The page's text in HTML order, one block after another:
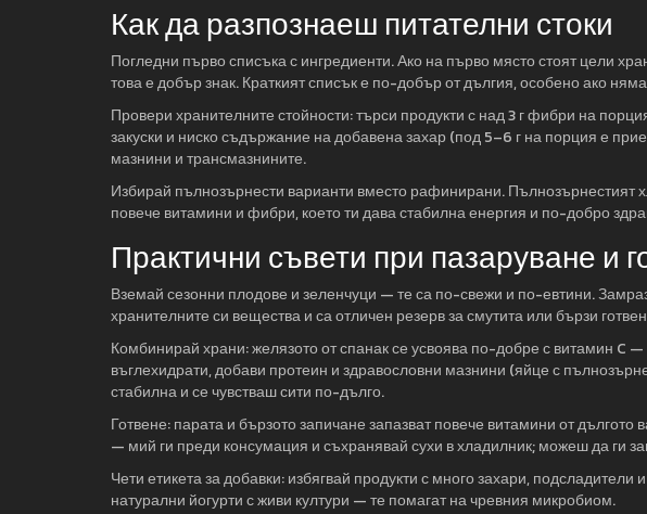
Как да разпознаеш питателни стоки
Погледни първо списъка с ингредиенти. Ако на първо място стоят цели
това е добър знак. Краткият списък е по-добър от дългия, особено ако
Провери хранителните стойности: търси продукти с над 3 г фибри на
закуски и ниско съдържание на добавена захар (под 5–6 г на порция е
мазнини и трансмазнините.
Избирай пълнозърнести варианти вместо рафинирани. Пълнозърнестият
повече витамини и фибри, което ти дава стабилна енергия и по-добро
Практични съвети при пазаруване и
Вземай сезонни плодове и зеленчуци — те са по-свежи и по-евтини.
хранителните си вещества и са отличен резерв за смутита или бързи
Комбинирай храни: желязото от спанак се усвоява по-добре с витамин C
въглехидрати, добави протеин и здравословни мазнини (яйце с
стабилна и се чувстваш сити по-дълго.
Готвене: парата и бързото запичане запазват повече витамини от
— мий ги преди консумация и съхранявай сухи в хладилник; можеш да ги
Чети етикета за добавки: избягвай продукти с много захари,
натурални йогурти с живи култури — те помагат на чревния микробиом.